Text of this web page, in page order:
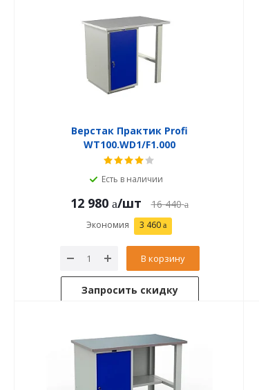
Верстак Практик Profi
WT100.WD1/F1.000
Есть в наличии
12 980 /шт 16 440
Экономия 3 460
В корзину
Запросить скидку